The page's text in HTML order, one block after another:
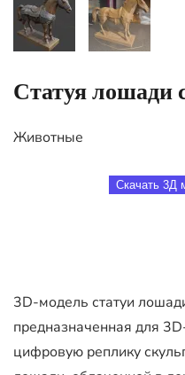
Статуя лошади
Животные
Скачать 3Д
3D-модель статуи
предназначенная для
цифровую реплику